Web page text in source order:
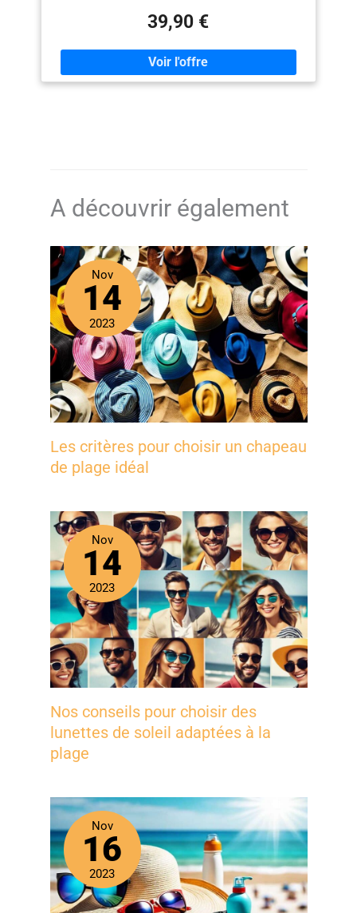
pour la plage, la piscine ou les vacances d’été.
LÉGÈRES ET CONFORTABLES Fabriquées en PVC
souple, elles offrent légèreté et confort tout au long de
la journée. FACILES À ENFILER Fermeture avec boucle
réglable pour un bon maintien du pied. COLORIS FLUO
39,90 €
A découvrir également
Nov
14
2023
Les critères pour choisir un chapeau
de plage idéal
Nov
14
2023
Nos conseils pour choisir des
lunettes de soleil adaptées à la
plage
Nov
16
2023